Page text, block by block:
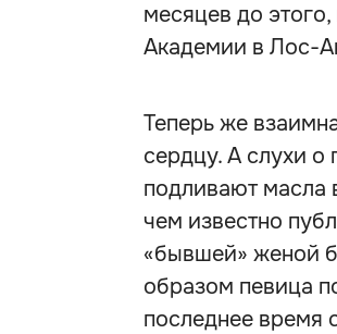
месяцев до
Академии в Лос-
Теперь же
сердцу. А слухи
подливают масла
чем известно
«бывшей» женой
образом певица
последнее время